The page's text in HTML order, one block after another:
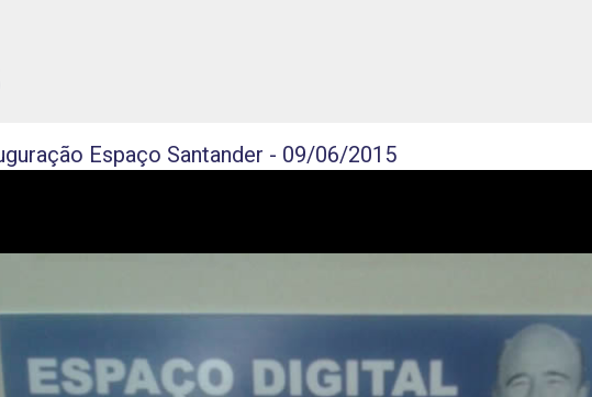
Espaço Santander - 09/06/2015